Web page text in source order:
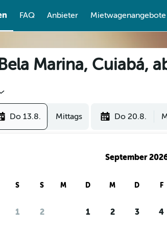
FAQ Anbieter Mietwagenangebote
Marina, Cuiabá,
Do 13.8. Mittags Do 20.8.
S S
1 2
September
M D M D F
1 2 3 4